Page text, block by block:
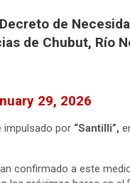
de
de Chubut, Río
29, 2026
impulsado por “Santilli”,
confirmado a este